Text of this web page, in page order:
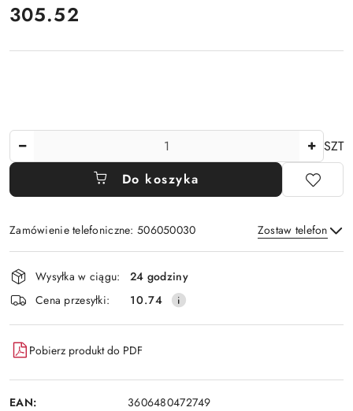
Cena:
305.52
SZT
Do koszyka
Zamówienie telefoniczne: 506050030 Zostaw telefon
Wyślij
Dostępność
i
dostawa
Wysyłka w ciągu:
24 godziny
Cena przesyłki:
10.74
Pobierz produkt do PDF
EAN: 3606480472749